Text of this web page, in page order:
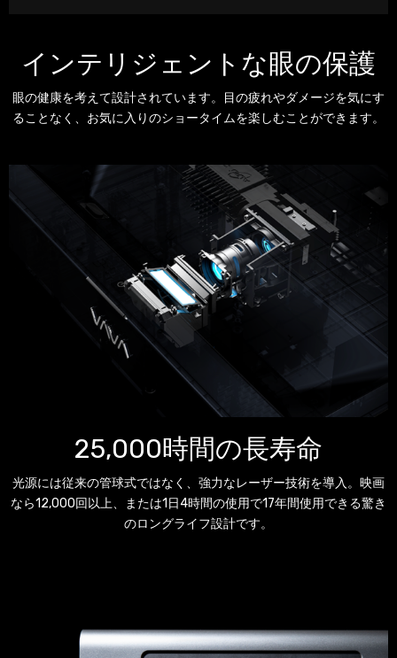
インテリジェントな眼の保護
眼の健康を考えて設計されています。目の疲れやダメージを気にす
ることなく、お気に入りのショータイムを楽しむことができます。
25,000時間の長寿命
光源には従来の管球式ではなく、強力なレーザー技術を導入。映画
なら12,000回以上、または1日4時間の使用で17年間使用できる驚き
のロングライフ設計です。